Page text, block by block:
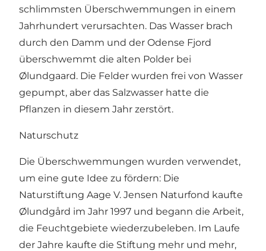
schlimmsten Überschwemmungen in einem
Jahrhundert verursachten. Das Wasser brach
durch den Damm und der Odense Fjord
überschwemmt die alten Polder bei
Ølundgaard. Die Felder wurden frei von Wasser
gepumpt, aber das Salzwasser hatte die
Pflanzen in diesem Jahr zerstört.
Naturschutz
Die Überschwemmungen wurden verwendet,
um eine gute Idee zu fördern: Die
Naturstiftung Aage V. Jensen Naturfond kaufte
Ølundgård im Jahr 1997 und begann die Arbeit,
die Feuchtgebiete wiederzubeleben. Im Laufe
der Jahre kaufte die Stiftung mehr und mehr,